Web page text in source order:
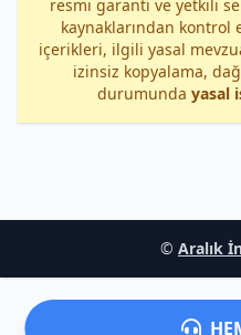
resmi garanti ve yetkili
kaynaklarından
içerikleri, ilgili yasal
izinsiz kopyalama,
durumunda yasal
© Aralık